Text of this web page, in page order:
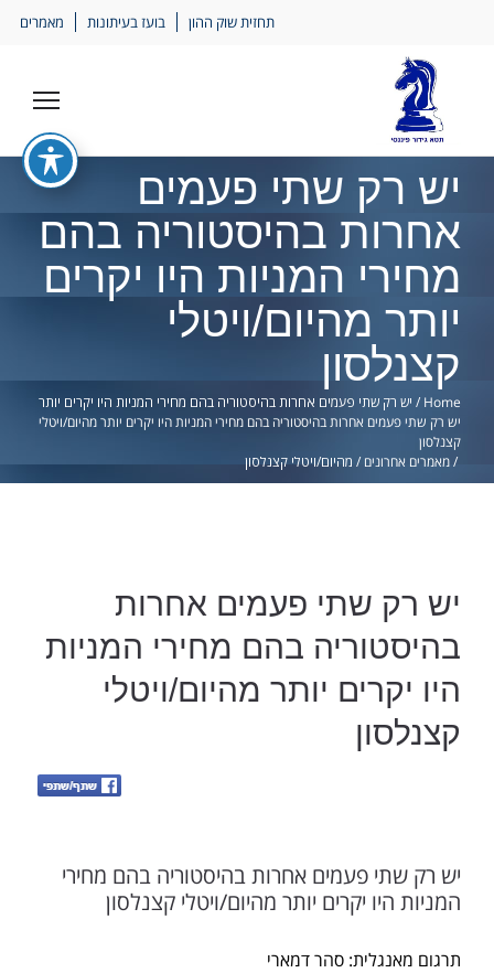
תחזית שוק ההון בועז בעיתונות מאמרים
יש רק שתי פעמים
אחרות בהיסטוריה בהם
מחירי המניות היו יקרים
יותר מהיום/ויטלי
קצנלסון
Home
/
יש רק שתי פעמים אחרות בהיסטוריה בהם מחירי המניות היו יקרים יותר מהיום/ויטלי
קצנלסון
/מאמרים אחרונים /
יש רק שתי פעמים אחרות בהיסטוריה בהם מחירי המניות היו יקרים יותר
מהיום/ויטלי קצנלסון
יש רק שתי פעמים אחרות
בהיסטוריה בהם מחירי המניות
היו יקרים יותר מהיום/ויטלי
קצנלסון
יש רק שתי פעמים אחרות בהיסטוריה בהם מחירי
המניות היו יקרים יותר מהיום/ויטלי קצנלסון
תרגום מאנגלית: סהר דמארי